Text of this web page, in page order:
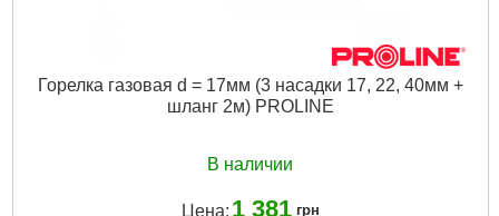
Горелка газовая d = 17мм (3 насадки 17, 22, 40мм +
шланг 2м) PROLINE
В наличии
Цена: 1 381 грн